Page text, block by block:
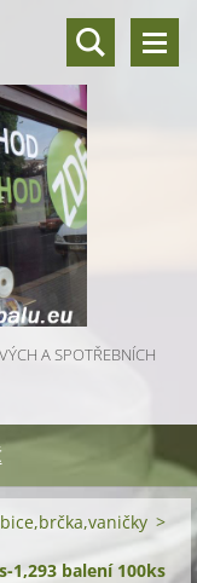
A SPOTŘEBNÍCH
>
1,293 balení 100ks